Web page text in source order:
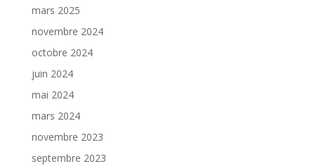
mars 2025
novembre 2024
octobre 2024
juin 2024
mai 2024
mars 2024
novembre 2023
septembre 2023